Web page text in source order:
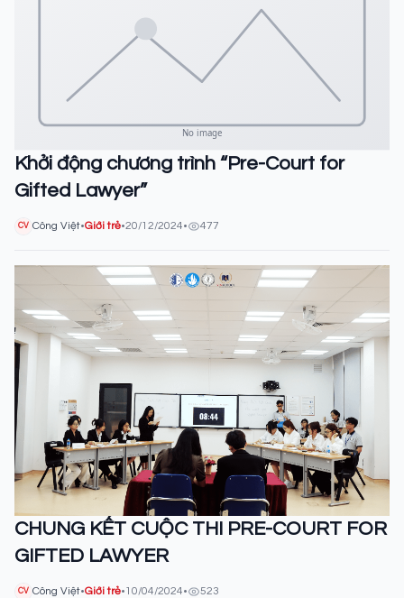
Khởi động chương trình “Pre-Court for
Gifted Lawyer”
CV Công Việt•Giới trẻ•20/12/2024• 477
CHUNG KẾT CUỘC THI PRE-COURT FOR
GIFTED LAWYER
CV Công Việt•Giới trẻ•10/04/2024• 523